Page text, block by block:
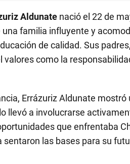
Aldunate nació el 22 de
una familia influyente y
de calidad. Sus
valores como la
Errázuriz Aldunate
llevó a involucrarse
que enfrentaba
sentaron las bases para su